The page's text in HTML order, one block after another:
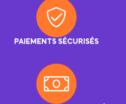
PAIEMENTS SÉCURISÉS